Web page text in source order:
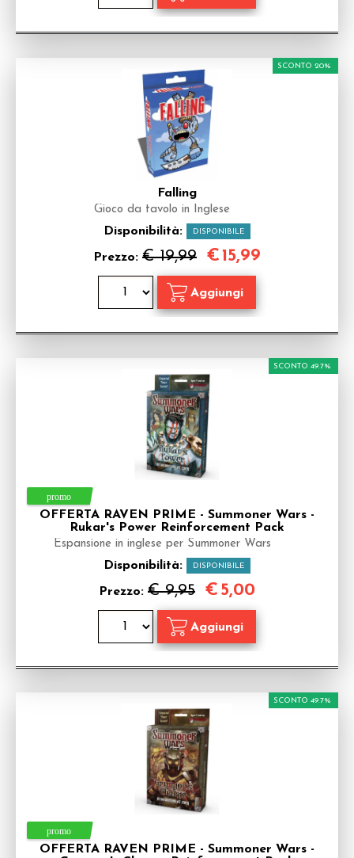
Falling
Gioco da tavolo in Inglese
Disponibilità: DISPONIBILE
Prezzo: € 19,99
SCONTO 20%
€15,99
OFFERTA RAVEN PRIME - Summoner Wars -
Rukar's Power Reinforcement Pack
Espansione in inglese per Summoner Wars
Disponibilità: DISPONIBILE
Prezzo: € 9,95
SCONTO 49.7%
€ 5,00
OFFERTA RAVEN PRIME - Summoner Wars -
SCONTO 49.7%